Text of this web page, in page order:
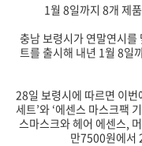
1월 8일까지 8개 제
충남 보령시가 연말연시를
트를 출시해 내년 1월 8일
28일 보령시에 따르면 이번
세트’와 ‘에센스 마스크팩
스마스크와 헤어 에센스,
만7500원에서